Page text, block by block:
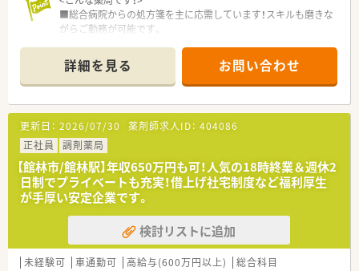
■総合病院からの処方箋を主に応需しています！スキルも磨きな
がらご勤務が可能です。
■枚数は落ち着いている店舗の為、丁寧な服薬指導ができます。
投薬に時間をかけたい方はおすすめです！
<こんな方に向いています！>
・高年収希望の方！
・若くから管理薬剤師を目指していきたい方！
・色々な店舗を経験しながら、フットワーク軽くご勤務ができる
方
<こんな会社です！>
・創業150年以上もの歴史があり北陸地域では店舗数･処方箋応
需枚数共にトップクラスの企業です。・経験に左右されることな
く、まずは「働く時間数（8or9時間）」で年収が選択できる点が特
徴的です！
・設立以来、37年連続増収、店舗数は840店舗程、その中で調剤併
詳細を見る お問い合わせ
更新日： 2026/07/30 薬剤師求人ID： 404086
正社員
調剤薬局
【館林市/館林駅】年収650万円も可！人気の18時終業＆週休2
日制でプライベートも充実！借上げ社宅制度など福利厚生
が手厚い安定企業です。
検討リストに追加
未経験可 車通勤可 高給与(600万円以上) 総合科目